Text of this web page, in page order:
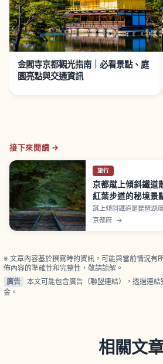
金閣寺京都觀光指南｜必看景點、庭
園亮點與交通資訊
接下來閱讀 →
旅行
京都蹴上傾斜鐵道
紅葉步道的秘境景
蹴上傾斜鐵道是琵琶湖
跡，蹴上船溜與南禪寺
京都府 →
※ 文章內容基於撰寫時的資訊，可能與當前情況有
佈內容的準確性和完整性，敬請諒解。
廣告
本文可能包含廣告（聯盟連結），透過連
金。
相關文